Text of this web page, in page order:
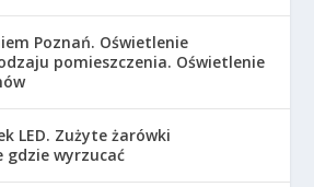
Poznań. Oświetlenie
pomieszczenia. Oświetlenie
LED. Zużyte żarówki
gdzie wyrzucać